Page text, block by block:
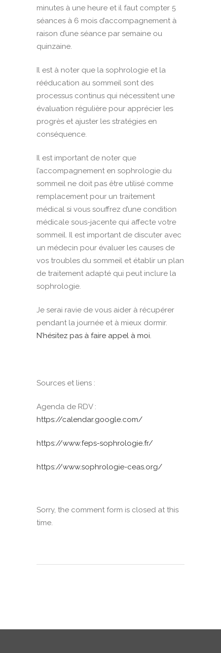
minutes à une heure et il faut compter 5
séances à 6 mois d’accompagnement à
raison d’une séance par semaine ou
quinzaine.
Il est à noter que la sophrologie et la
rééducation au sommeil sont des
processus continus qui nécessitent une
évaluation régulière pour apprécier les
progrès et ajuster les stratégies en
conséquence.
Il est important de noter que
l’accompagnement en sophrologie du
sommeil ne doit pas être utilisé comme
remplacement pour un traitement
médical si vous souffrez d’une condition
médicale sous-jacente qui affecte votre
sommeil. Il est important de discuter avec
un médecin pour évaluer les causes de
vos troubles du sommeil et établir un plan
de traitement adapté qui peut inclure la
sophrologie.
Je serai ravie de vous aider à récupérer
pendant la journée et à mieux dormir.
N’hésitez pas à faire appel à moi.
Sources et liens :
Agenda de RDV :
https://calendar.google.com/
https://www.feps-sophrologie.fr/
https://www.sophrologie-ceas.org/
Sorry, the comment form is closed at this
time.